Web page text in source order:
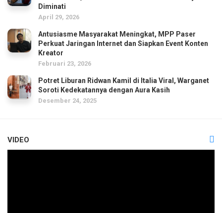
Diminati
April 29, 2026
Antusiasme Masyarakat Meningkat, MPP Paser
Perkuat Jaringan Internet dan Siapkan Event Konten
Kreator
Februari 23, 2026
Potret Liburan Ridwan Kamil di Italia Viral, Warganet
Soroti Kedekatannya dengan Aura Kasih
Desember 24, 2025
VIDEO